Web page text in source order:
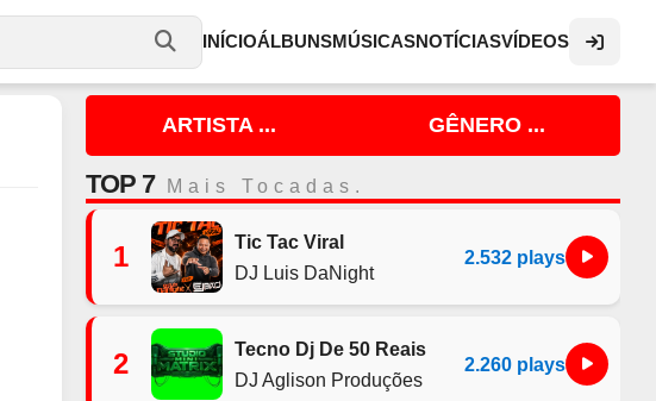
INÍCIOÁLBUNSMÚSICASNOTÍCIASVÍDEOS
ARTISTA ... GÊNERO ...
TOP 7 Mais Tocadas.
1
Tic Tac Viral
DJ Luis DaNight
2.532 plays
2
Tecno Dj De 50 Reais
DJ Aglison Produções
2.260 plays